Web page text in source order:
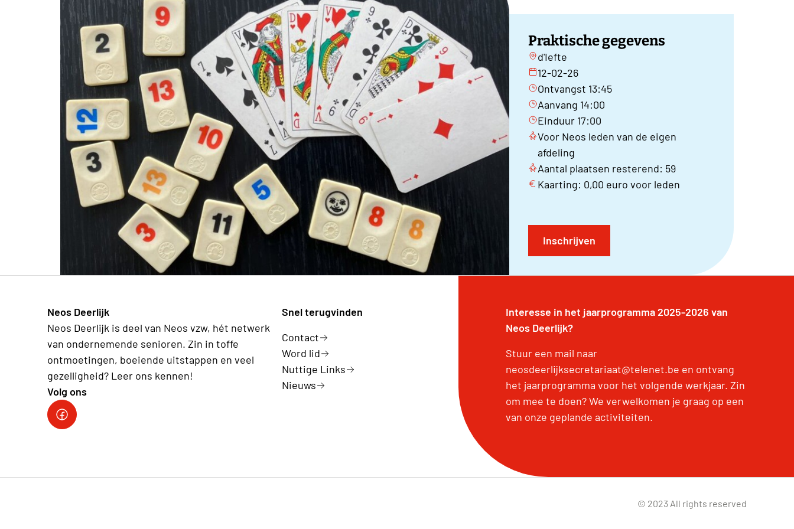
Praktische gegevens
d'Iefte
12-02-26
Ontvangst 13:45
Aanvang 14:00
Einduur 17:00
Voor Neos leden van de eigen
afdeling
Aantal plaatsen resterend: 59
Kaarting: 0,00 euro voor leden
Inschrijven
Neos Deerlijk
Neos Deerlijk is deel van Neos vzw, hét netwerk
van ondernemende senioren. Zin in toffe
ontmoetingen, boeiende uitstappen en veel
gezelligheid? Leer ons kennen!
Volg ons
Facebook
Snel terugvinden
Contact
Word lid
Nuttige Links
Nieuws
Interesse in het jaarprogramma 2025-2026 van
Neos Deerlijk?
Stuur een mail naar
neosdeerlijksecretariaat@telenet.be en ontvang
het jaarprogramma voor het volgende werkjaar. Zin
om mee te doen? We verwelkomen je graag op een
van onze geplande activiteiten.
© 2023 All rights reserved